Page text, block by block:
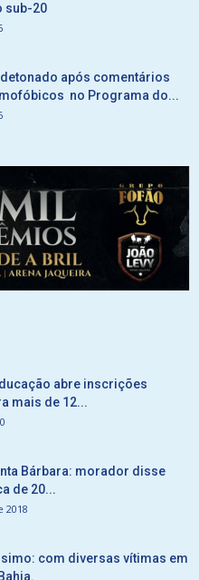
sub-20
após comentários
no Programa do...
abre inscrições
mais de 12...
Bárbara: morador disse
de 20...
2018
com diversas vítimas em